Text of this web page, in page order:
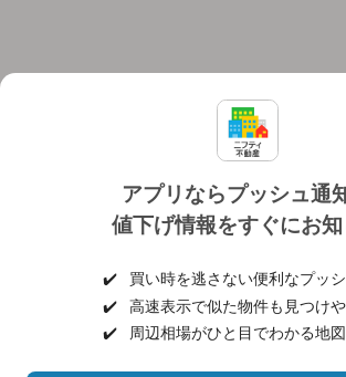
アプリならプッシュ通
値下げ情報をすぐにお
✔️
買い時を逃さない便利なプッ
✔️
高速表示で似た物件も見つけ
✔️
周辺相場がひと目でわかる地
個人情報保護ポリシー 利用
ヘルプ・お問い合わせ 採用